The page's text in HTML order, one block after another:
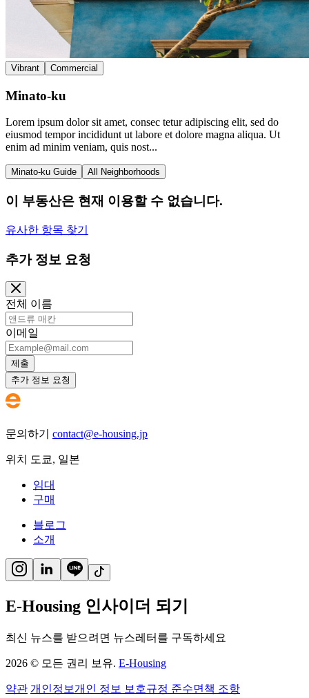
Vibrant Commercial
Minato-ku
Lorem ipsum dolor sit amet, consec tetur adipiscing elit, sed do
eiusmod tempor incididunt ut labore et dolore magna aliqua. Ut
enim ad minim veniam, quis nost...
Minato-ku Guide All Neighborhoods
이 부동산은 현재 이용할 수 없습니다.
유사한 항목 찾기
추가 정보 요청
전체 이름
이메일
제출
추가 정보 요청
문의하기 contact@e-housing.jp
위치 도쿄, 일본
임대
구매
블로그
소개
E-Housing 인사이더 되기
최신 뉴스를 받으려면 뉴스레터를 구독하세요
2026 © 모든 권리 보유. E-Housing
약관 개인정보개인 정보 보호규정 준수면책 조항